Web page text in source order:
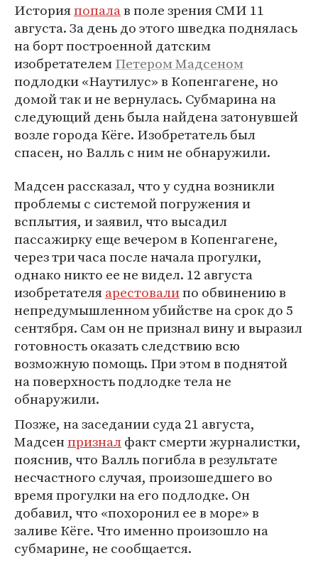
Историяпопалав поле зрения СМИ 11
августа. За день до этого шведка поднялась
на борт построенной датским
изобретателемПетером Мадсеном
подлодки «Наутилус» в Копенгагене, но
домой так и не вернулась. Субмарина на
следующий день была найдена затонувшей
возле города Кёге. Изобретатель был
спасен, но Валль с ним не обнаружили.
Мадсен рассказал, что у судна возникли
проблемы с системой погружения и
всплытия, и заявил, что высадил
пассажирку еще вечером в Копенгагене,
через три часа после начала прогулки,
однако никто ее не видел. 12 августа
изобретателяарестовалипо обвинению в
непредумышленном убийстве на срок до 5
сентября. Сам он не признал вину и выразил
готовность оказать следствию всю
возможную помощь. При этом в поднятой
на поверхность подлодке тела не
обнаружили.
Позже, на заседании суда 21 августа,
Мадсенпризналфакт смерти журналистки,
пояснив, что Валль погибла в результате
несчастного случая, произошедшего во
время прогулки на его подлодке. Он
добавил, что «похоронил ее в море» в
заливе Кёге. Что именно произошло на
субмарине, не сообщается.